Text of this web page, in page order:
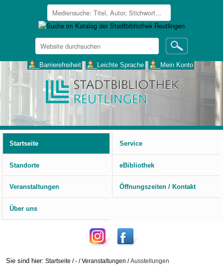
Website
durchsuchen
___Barrierefreiheit ___Leichte Sprache ___Mein Konto
Startseite
Service
Standorte eBibliothek
Veranstaltungen Öffnungszeiten / Kontakt
Über uns
Sie sind hier: Startseite /- /Veranstaltungen /Ausstellungen